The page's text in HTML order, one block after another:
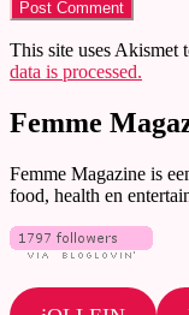
This site uses Akismet
data is processed.
Femme
Femme Magazine is
food, health en